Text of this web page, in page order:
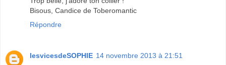
Bisous, Candice de Toberomantic
Répondre
lesvicesdeSOPHIE 14 novembre 2013 à 21:51